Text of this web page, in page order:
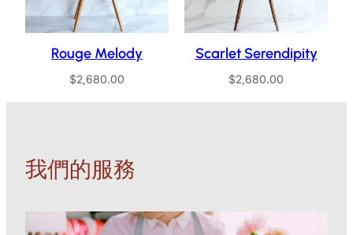
Rouge Melody
$2,680.00
Scarlet Serendipity
$2,680.00
我們的服務